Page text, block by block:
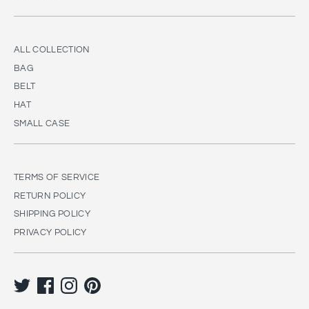
ALL COLLECTION
BAG
BELT
HAT
SMALL CASE
TERMS OF SERVICE
RETURN POLICY
SHIPPING POLICY
PRIVACY POLICY